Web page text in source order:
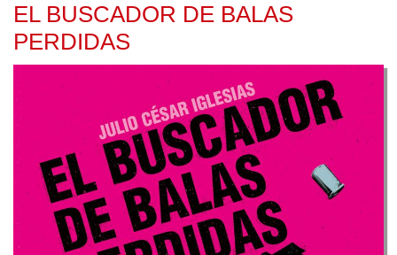
EL BUSCADOR DE BALAS
PERDIDAS